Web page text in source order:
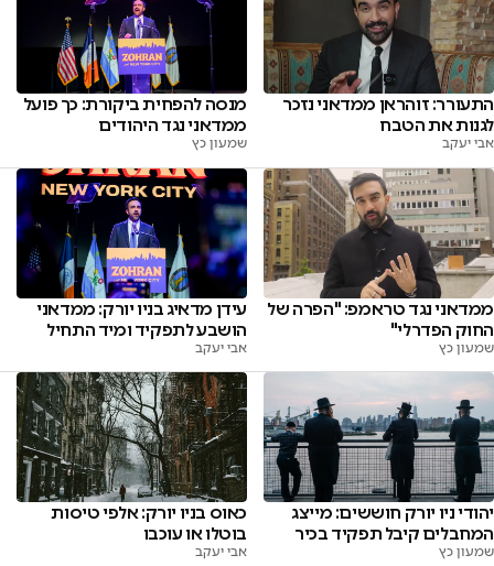
התעורר: זוהראן ממדאני נזכר
לגנות את הטבח
אבי יעקב
מנסה להפחית ביקורת: כך פועל
ממדאני נגד היהודים
שמעון כץ
ממדאני נגד טראמפ: "הפרה של
החוק הפדרלי"
שמעון כץ
עידן מדאיג בניו יורק: ממדאני
הושבע לתפקיד ומיד התחיל
אבי יעקב
יהודי ניו יורק חוששים: מייצג
המחבלים קיבל תפקיד בכיר
שמעון כץ
כאוס בניו יורק: אלפי טיסות
בוטלו או עוכבו
אבי יעקב